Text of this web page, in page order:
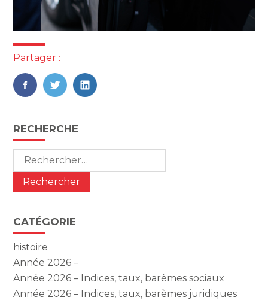
Partager :
FaceBook
TwitterLinkedIn
Blog
sidebar
RECHERCHE
Rechercher :
CATÉGORIE
histoire
Année 2026 –
Année 2026 – Indices, taux, barèmes sociaux
Année 2026 – Indices, taux, barèmes juridiques